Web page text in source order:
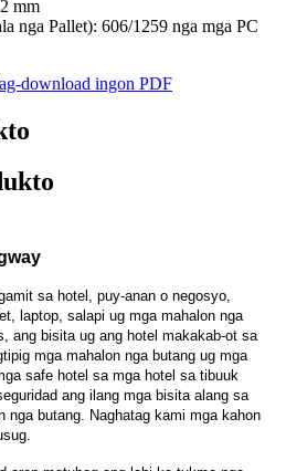
mm
nga Pallet): 606/1259 nga mga PC
download ingon PDF
sa hotel, puy-anan o negosyo,
laptop, salapi ug mga mahalon nga
ang bisita ug ang hotel makakab-ot sa
mga mahalon nga butang ug mga
safe hotel sa mga hotel sa tibuuk
ang ilang mga bisita alang sa
nga butang. Naghatag kami mga kahon